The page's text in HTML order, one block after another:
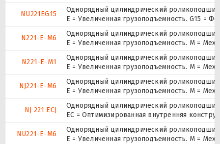
NU221EG15
Однорядный цилиндрический
E = Увеличенная грузоподъемность. G15 =
N221-E-M6
Однорядный цилиндрический
E = Увеличенная грузоподъемность. М =
N221-E-M1
Однорядный цилиндрический
E = Увеличенная грузоподъемность. М =
NJ221-E-M6
Однорядный цилиндрический
E = Увеличенная грузоподъемность. М =
NJ 221 ECJ
Однорядный цилиндрический
EC = Оптимизированная внутренняя
NU221-E-M6
Однорядный цилиндрический
E = Увеличенная грузоподъемность. М =